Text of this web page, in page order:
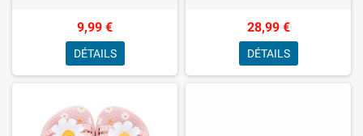
9,99 €
DÉTAILS
28,99 €
DÉTAILS